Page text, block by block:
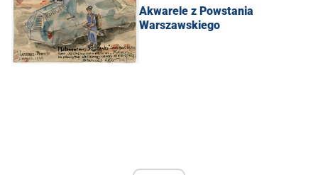
Akwarele z Powstania
Warszawskiego